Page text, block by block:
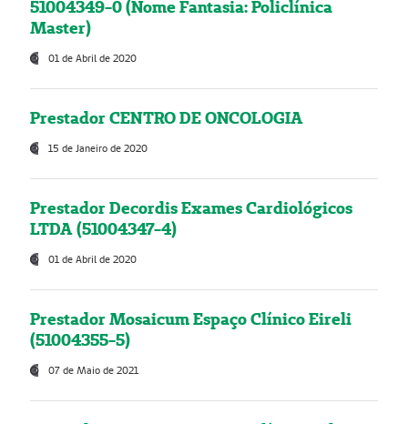
51004349-0 (Nome Fantasia: Policlínica
Master)
01 de Abril de 2020
Prestador CENTRO DE ONCOLOGIA
15 de Janeiro de 2020
Prestador Decordis Exames Cardiológicos
LTDA (51004347-4)
01 de Abril de 2020
Prestador Mosaicum Espaço Clínico Eireli
(51004355-5)
07 de Maio de 2021